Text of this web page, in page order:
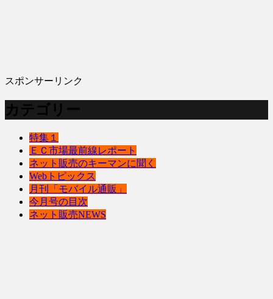
スポンサーリンク
カテゴリー
特集１
ＥＣ市場最前線レポート
ネット販売のキーマンに聞く
Webトピックス
月刊「モバイル通販」
今月号の目次
ネット販売NEWS